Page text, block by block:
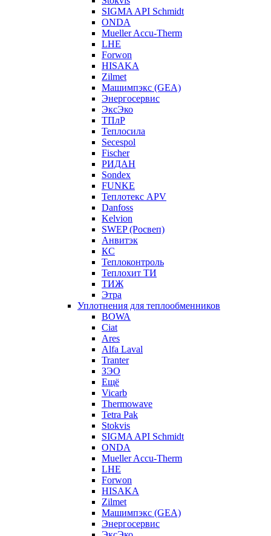
SIGMA API Schmidt
ONDA
Mueller Accu-Therm
LHE
Forwon
HISAKA
Zilmet
Машимпэкс (GEA)
Энергосервис
ЭксЭко
ТПлР
Теплосила
Secespol
Fischer
РИДАН
Sondex
FUNKE
Теплотекс APV
Danfoss
Kelvion
SWEP (Росвеп)
Анвитэк
КС
Теплоконтроль
Теплохит ТИ
ТИЖ
Этра
Уплотнения для теплообменников
BOWA
Ciat
Ares
Alfa Laval
Tranter
ЗЭО
Ещё
Vicarb
Thermowave
Tetra Pak
Stokvis
SIGMA API Schmidt
ONDA
Mueller Accu-Therm
LHE
Forwon
HISAKA
Zilmet
Машимпэкс (GEA)
Энергосервис